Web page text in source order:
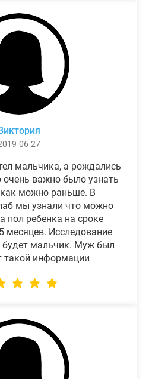
Виктория
06-27
мальчика, а рождались
очень важно было узнать
можно раньше. В
мы узнали что можно
пол ребенка на сроке
месяцев. Исследование
будет мальчик. Муж был
такой информации